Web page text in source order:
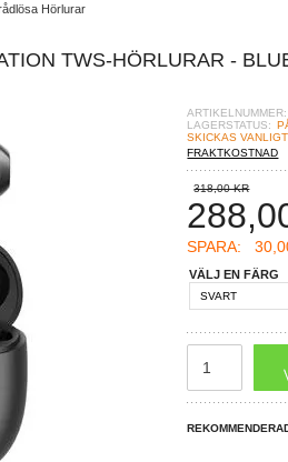
Hörlurar
TWS-HÖRLURAR -
ARTIKELNUMMER:
LAGERSTATUS:
SKICKAS
FRAKTKOSTNAD
318,00 KR
SPARA:
VÄLJ EN FÄRG